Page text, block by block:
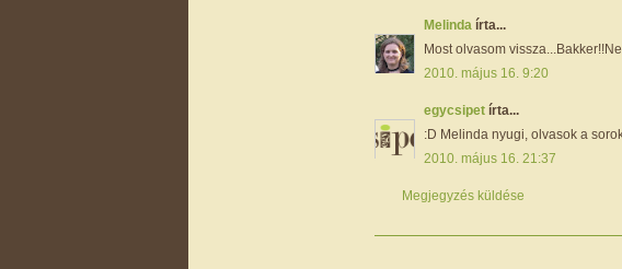
Melinda írta...
Most olvasom
2010. május 16. 9:20
egycsipet írta...
:D Melinda nyugi, olvasok a
2010. május 16. 21:37
Megjegyzés küldése